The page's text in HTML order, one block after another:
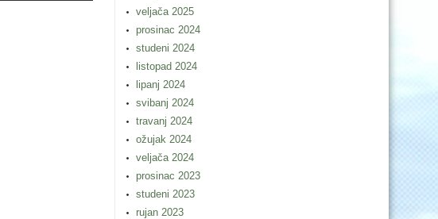
veljača 2025
prosinac 2024
studeni 2024
listopad 2024
lipanj 2024
svibanj 2024
travanj 2024
ožujak 2024
veljača 2024
prosinac 2023
studeni 2023
rujan 2023